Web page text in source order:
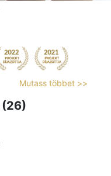
Mutass többet >>
(26)